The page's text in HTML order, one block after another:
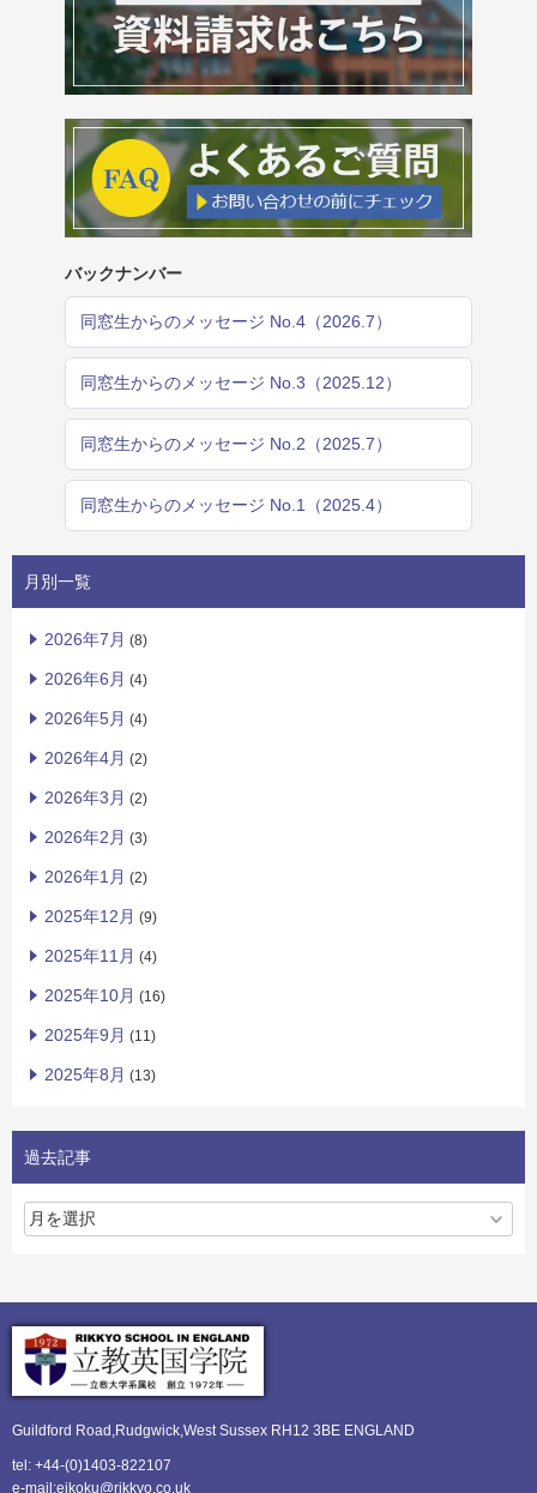
バックナンバー
同窓生からのメッセージ No.4（2026.7）
同窓生からのメッセージ No.3（2025.12）
同窓生からのメッセージ No.2（2025.7）
同窓生からのメッセージ No.1（2025.4）
月別一覧
2026年7月 (8)
2026年6月 (4)
2026年5月 (4)
2026年4月 (2)
2026年3月 (2)
2026年2月 (3)
2026年1月 (2)
2025年12月 (9)
2025年11月 (4)
2025年10月 (16)
2025年9月 (11)
2025年8月 (13)
過去記事
Guildford Road,Rudgwick,West Sussex RH12 3BE ENGLAND
tel: +44-(0)1403-822107
e-mail:eikoku@rikkyo.co.uk